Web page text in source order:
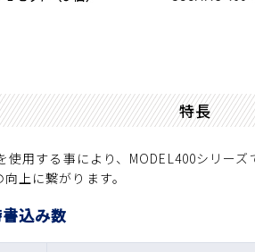
特長
用する事により、MODEL400シリー
上に繋がります。
込み数